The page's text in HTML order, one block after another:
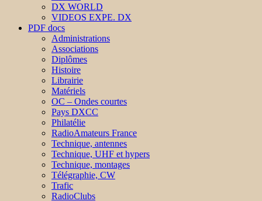
DX WORLD
VIDEOS EXPE. DX
PDF docs
Administrations
Associations
Diplômes
Histoire
Librairie
Matériels
OC – Ondes courtes
Pays DXCC
Philatélie
RadioAmateurs France
Technique, antennes
Technique, UHF et hypers
Technique, montages
Télégraphie, CW
Trafic
RadioClubs